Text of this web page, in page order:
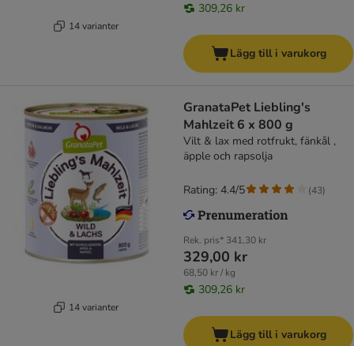
14 varianter
309,26 kr
Lägg till i varukorg
14 varianter
GranataPet Liebling's
Mahlzeit 6 x 800 g
Vilt & lax med rotfrukt, fänkål ,
äpple och rapsolja
Rek. pris* 341,30 kr
329,00 kr
68,50 kr / kg
309,26 kr
Rating: 4.4/5 (43)
Lägg till i varukorg